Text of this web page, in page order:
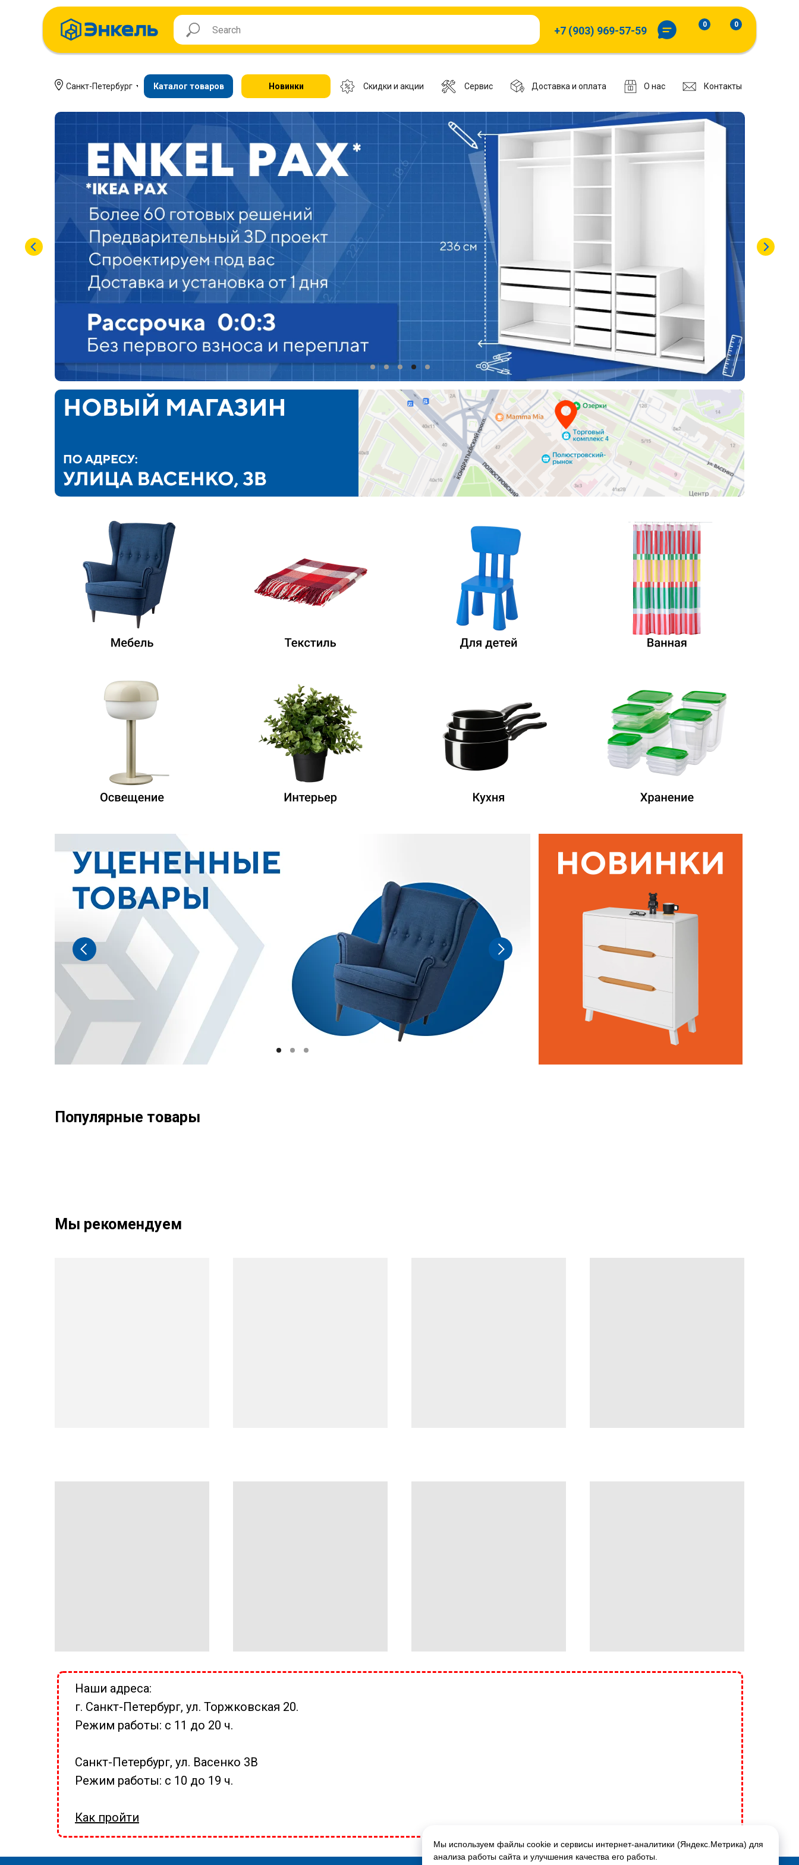
Мы используем файлы cookie и сервисы интернет-аналитики (Яндекс.Метрика) для
анализа работы сайта и улучшения качества его работы.
+7 (903) 969-57-59 0
0
Контакты
О нас
Доставка и оплата
Скидки и акции Сервис
Каталог товаров Новинки
Санкт-Петербург
Популярные товары
Мы рекомендуем
Наши адреса:
г. Санкт-Петербург, ул. Торжковская 20.
Режим работы: с 11 до 20 ч.
Санкт-Петербург, ул. Васенко 3В
Режим работы: с 10 до 19 ч.
Как пройти
ГЛАВНАЯ СТРАНИЦА